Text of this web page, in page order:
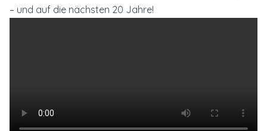
– und auf die nächsten 20 Jahre!